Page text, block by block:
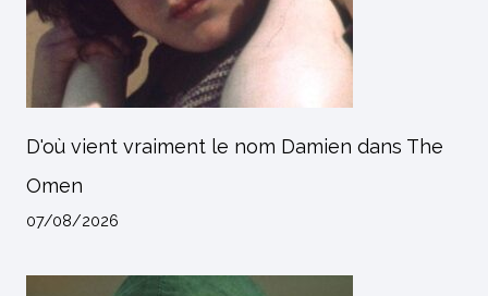
D'où vient vraiment le nom Damien dans The
Omen
07/08/2026